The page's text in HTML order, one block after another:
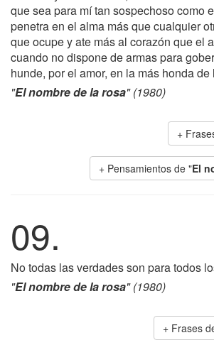
que sea para mí tan sospechoso como
penetra en el alma más que cualquier
que ocupe y ate más al corazón que el
cuando no dispone de armas para
hunde, por el amor, en la más honda de
"El nombre de la rosa" (1980)
+
+ Pensamientos de "El
09.
No todas las verdades son para todos
"El nombre de la rosa" (1980)
+ Frases